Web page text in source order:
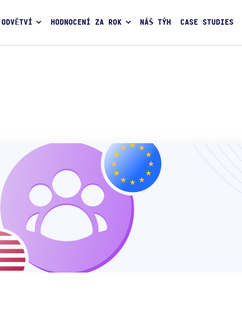
ODVĚTVÍ HODNOCENÍ ZA ROK NÁŠ TÝM CASE STUDIES